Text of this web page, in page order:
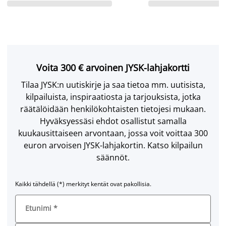
Voita 300 € arvoinen JYSK-lahjakortti
Tilaa JYSK:n uutiskirje ja saa tietoa mm. uutisista,
kilpailuista, inspiraatiosta ja tarjouksista, jotka
räätälöidään henkilökohtaisten tietojesi mukaan.
Hyväksyessäsi ehdot osallistut samalla
kuukausittaiseen arvontaan, jossa voit voittaa 300
euron arvoisen JYSK-lahjakortin. Katso kilpailun
säännöt.
Kaikki tähdellä (*) merkityt kentät ovat pakollisia.
Etunimi *